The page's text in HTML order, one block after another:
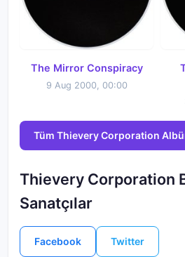
* Halfway Around the World
* Incident at Gate 7
* ESL Dubplate
* Shaolin Satellite
* Originality
* Supreme Illusion
The Mirror Conspiracy
9 Aug 2000, 00:00
Tüm Thievery Corporation
Thievery Corporation
Sanatçılar
Facebook Twitter